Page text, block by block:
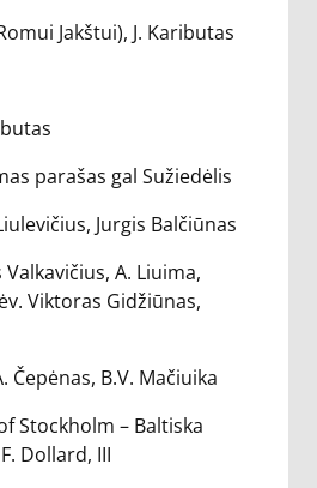
Jakštui), J. Kaributas
parašas gal Sužiedėlis
Jurgis Balčiūnas
A. Liuima,
Viktoras Gidžiūnas,
Čepėnas, B.V. Mačiuika
Stockholm – Baltiska
Dollard, III